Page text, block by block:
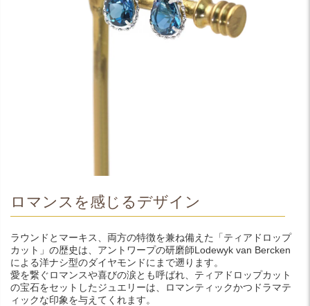
ロマンスを感じるデザイン
ラウンドとマーキス、両方の特徴を兼ね備えた「ティアドロップ
カット」の歴史は、アントワープの研磨師Lodewyk van Bercken
による洋ナシ型のダイヤモンドにまで遡ります。
愛を繋ぐロマンスや喜びの涙とも呼ばれ、ティアドロップカット
の宝石をセットしたジュエリーは、ロマンティックかつドラマテ
ィックな印象を与えてくれます。